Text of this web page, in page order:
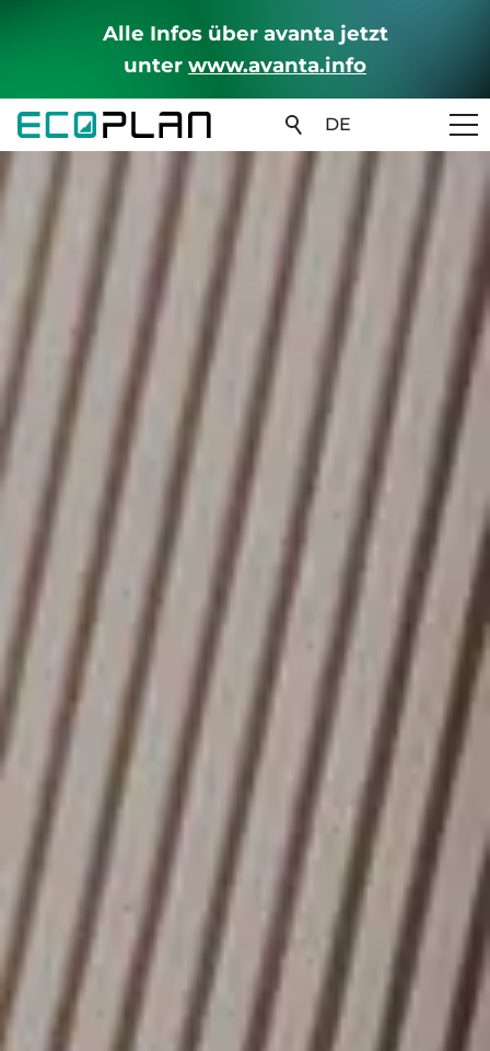
Alle Infos über avanta jetzt
unter www.avanta.info
DE